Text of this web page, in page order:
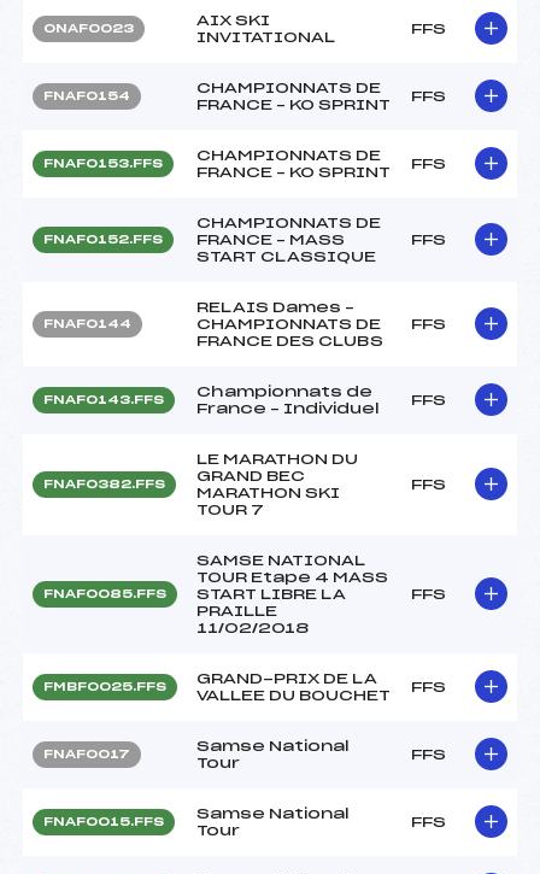
ONAF0023
AIX SKI
INVITATIONAL
FFS
FNAF0154
CHAMPIONNATS DE
FRANCE – KO SPRINT
FFS
FNAF0153.FFS
CHAMPIONNATS DE
FRANCE – KO SPRINT
FFS
FNAF0152.FFS
CHAMPIONNATS DE
FRANCE – MASS
START CLASSIQUE
FFS
FNAF0144
RELAIS Dames –
CHAMPIONNATS DE
FRANCE DES CLUBS
FFS
FNAF0143.FFS
Championnats de
France – Individuel
FFS
FNAF0382.FFS
LE MARATHON DU
GRAND BEC
MARATHON SKI
TOUR 7
FFS
FNAF0085.FFS
SAMSE NATIONAL
TOUR Etape 4 MASS
START LIBRE LA
PRAILLE
11/02/2018
FFS
FMBF0025.FFS
GRAND-PRIX DE LA
VALLEE DU BOUCHET
FFS
FNAF0017
Samse National
Tour
FFS
FNAF0015.FFS
Samse National
Tour
FFS